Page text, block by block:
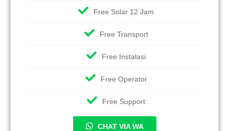
Free Solar 12 Jam
Free Transport
Free Instalasi
Free Operator
Free Support
CHAT VIA WA